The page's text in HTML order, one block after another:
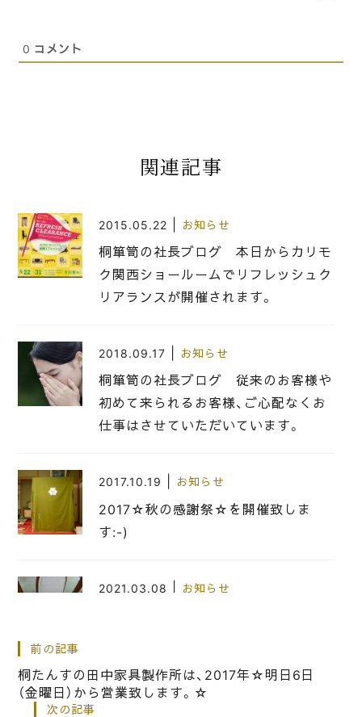
0 コメント
関連記事
2015.05.22 お知らせ
桐箪笥の社長ブログ 本日からカリモ
ク関西ショールームでリフレッシュク
リアランスが開催されます。
2018.09.17 お知らせ
桐箪笥の社長ブログ 従来のお客様や
初めて来られるお客様、ご心配なくお
仕事はさせていただいています。
2017.10.19 お知らせ
2017☆秋の感謝祭☆を開催致しま
す:-)
2021.03.08 お知らせ
2023.02.04 |お知らせ
前の記事
桐たんすの田中家具製作所は、2017年☆明日6日
（金曜日）から営業致します。☆
次の記事